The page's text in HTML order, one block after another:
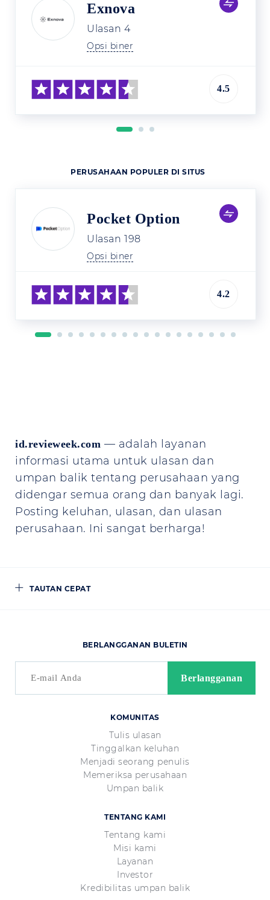
Exnova
Ulasan 4
Opsi biner
4.5
PERUSAHAAN POPULER DI SITUS
Pocket Option
Ulasan 198
Opsi biner
4.2
id.revieweek.com — adalah layanan
informasi utama untuk ulasan dan
umpan balik tentang perusahaan yang
didengar semua orang dan banyak lagi.
Posting keluhan, ulasan, dan ulasan
perusahaan. Ini sangat berharga!
TAUTAN CEPAT
KOMUNITAS
Tulis ulasan
Tinggalkan keluhan
Menjadi seorang penulis
Memeriksa perusahaan
Umpan balik
TENTANG KAMI
Tentang kami
Misi kami
Layanan
Investor
Kredibilitas umpan balik
BERLANGGANAN BULETIN